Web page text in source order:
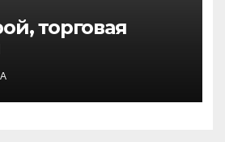
торговая